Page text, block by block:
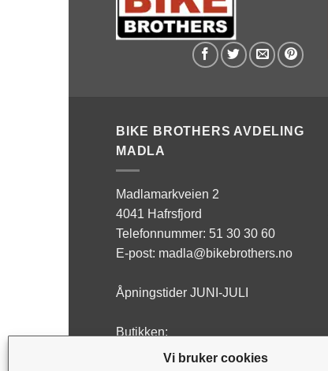
Vi bruker cookies
BIKE BROTHERS AVDELING
MADLA
Madlamarkveien 2
4041 Hafrsfjord
Telefonnummer: 51 30 30 60
E-post: madla@bikebrothers.no
Åpningstider JUNI-JULI
Butikken:
Man - Fre: 10:00-17:00